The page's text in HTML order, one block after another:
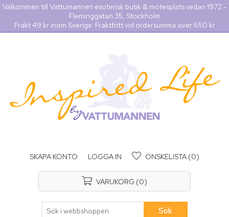
Välkommen till Vattumannen esoterisk butik & mötesplats sedan 1972 -
Fleminggatan 35, Stockholm
Frakt 49 kr inom Sverige. Fraktfritt vid ordersumma över 650 kr
SKAPA KONTO LOGGA IN ÖNSKELISTA (0)
VARUKORG (0)